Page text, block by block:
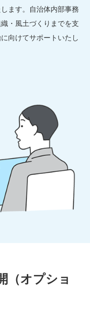
ます。自治体内部事務
・風土づくりまでを支
向けてサポートいたし
（オプショ